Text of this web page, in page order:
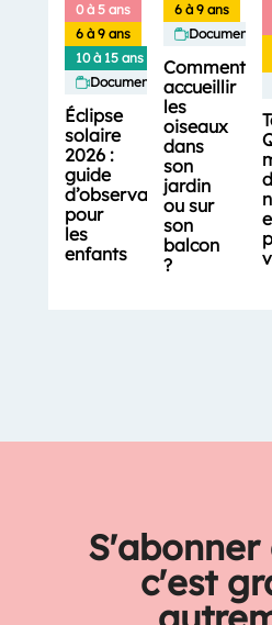
0 à 5 ans
6 à 9 ans
10 à 15 ans
Documentaires
Éclipse
solaire
2026 :
guide
d’observation
pour
les
enfants
6 à 9 ans
Comment
accueillir
les
oiseaux
dans
son
jardin
ou sur
son
balcon
?
S'abonner
c'est